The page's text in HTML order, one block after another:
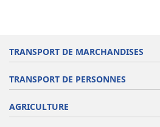
TRANSPORT DE MARCHANDISES
TRANSPORT DE PERSONNES
AGRICULTURE